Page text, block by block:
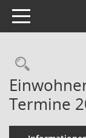
Toggle navigation
Termine